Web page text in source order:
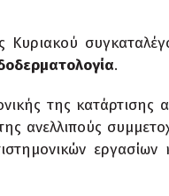
Κυριακού
.
της κατάρτισης
ανελλιπούς
εργασίων